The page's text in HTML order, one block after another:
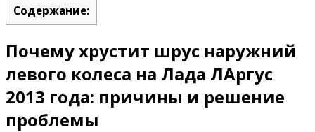
Содержание:
Почему хрустит шрус наружний
левого колеса на Лада ЛАргус
2013 года: причины и решение
проблемы